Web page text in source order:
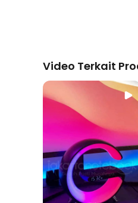
Video Terkait